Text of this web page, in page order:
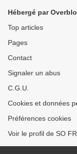
Hébergé par
Top articles
Pages
Contact
Signaler un abus
C.G.U.
Cookies et données
Préférences cookies
Voir le profil de SO